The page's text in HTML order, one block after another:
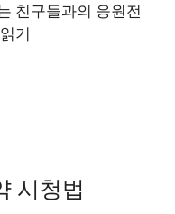
친구들과의 응원전
기
시청법